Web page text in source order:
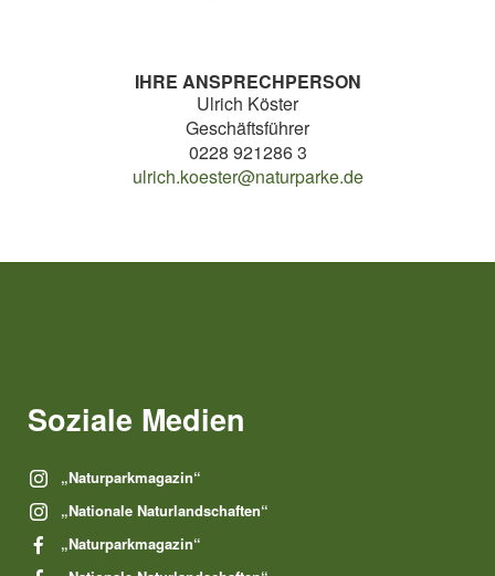
IHRE ANSPRECHPERSON
Ulrich Köster
Geschäftsführer
0228 921286 3
ulrich.koester@naturparke.de
Soziale Medien
„Naturparkmagazin“
„Nationale Naturlandschaften“
„Naturparkmagazin“